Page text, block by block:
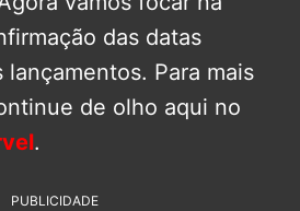
das datas
lançamentos. Para mais
de olho aqui no
.
PUBLICIDADE